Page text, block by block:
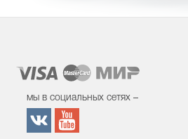
мы в социальных сетях –